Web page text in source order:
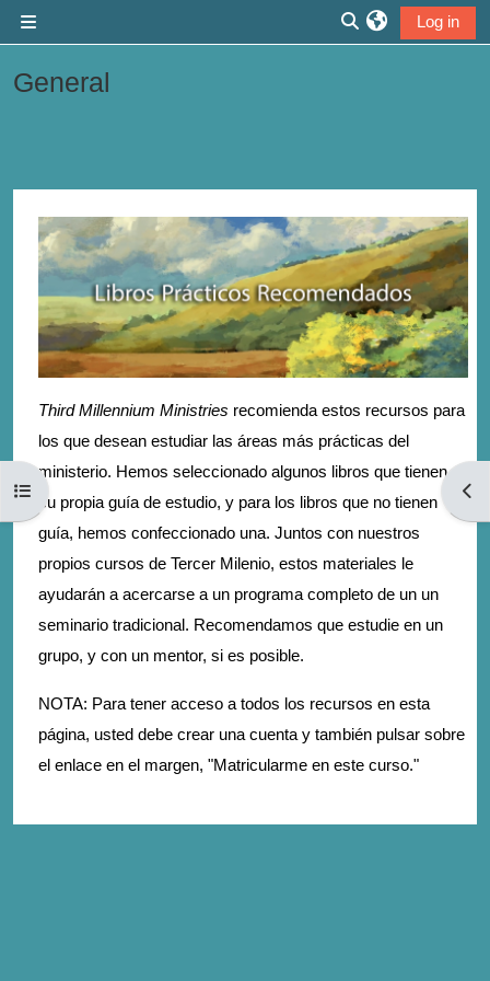
Toggle search
Log in
Open course index
General
Section outline
Third Millennium Ministries recomienda estos recursos para
los que desean estudiar las áreas más prácticas del
ministerio. Hemos seleccionado algunos libros que tienen
su propia guía de estudio, y para los libros que no tienen
guía, hemos confeccionado una. Juntos con nuestros
propios cursos de Tercer Milenio, estos materiales le
ayudarán a acercarse a un programa completo de un un
seminario tradicional. Recomendamos que estudie en un
grupo, y con un mentor, si es posible.
NOTA: Para tener acceso a todos los recursos en esta
página, usted debe crear una cuenta y también pulsar sobre
el enlace en el margen, "Matricularme en este curso."